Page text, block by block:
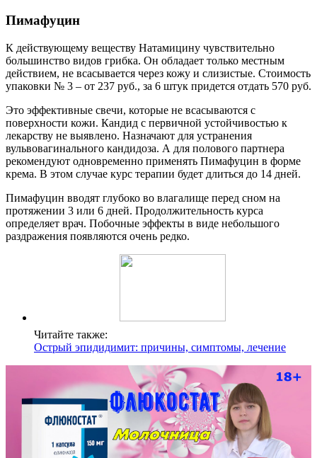
Пимафуцин
К действующему веществу Натамицину чувствительно
большинство видов грибка. Он обладает только местным
действием, не всасывается через кожу и слизистые. Стоимость
упаковки № 3 – от 237 руб., за 6 штук придется отдать 570 руб.
Это эффективные свечи, которые не всасываются с
поверхности кожи. Кандид с первичной устойчивостью к
лекарству не выявлено. Назначают для устранения
вульвовагинального кандидоза. А для полового партнера
рекомендуют одновременно применять Пимафуцин в форме
крема. В этом случае курс терапии будет длиться до 14 дней.
Пимафуцин вводят глубоко во влагалище перед сном на
протяжении 3 или 6 дней. Продолжительность курса
определяет врач. Побочные эффекты в виде небольшого
раздражения появляются очень редко.
Читайте также:
Острый эпидидимит: причины, симптомы, лечение